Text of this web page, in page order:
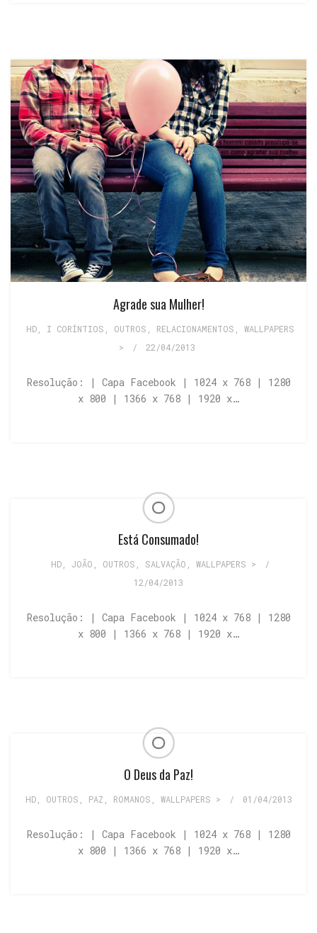
Agrade sua Mulher!
HD I CORÍNTIOS OUTROS RELACIONAMENTOS
WALLPAPERS
>
/ 22/04/2013
Resolução: | Capa Facebook | 1024 x 768 | 1280
x 800 | 1366 x 768 | 1920 x…
Está Consumado!
HD JOÃO OUTROS SALVAÇÃO WALLPAPERS >
/
12/04/2013
Resolução: | Capa Facebook | 1024 x 768 | 1280
x 800 | 1366 x 768 | 1920 x…
O Deus da Paz!
HD, OUTROS PAZ ROMANOS WALLPAPERS > / 01/04/2013
Resolução: | Capa Facebook | 1024 x 768 | 1280
x 800 | 1366 x 768 | 1920 x…